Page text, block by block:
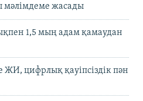
жасады
1,5 мың адам қамаудан
ЖИ, цифрлық қауіпсіздік пән